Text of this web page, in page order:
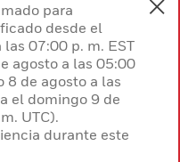
para
desde el
07:00 p. m. EST
agosto a las 05:00
8 de agosto a las
el domingo 9 de
UTC).
durante este